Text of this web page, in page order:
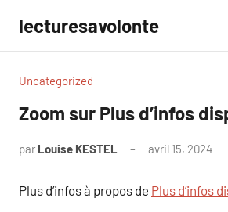
contenu
lecturesavolonte
Uncategorized
Zoom sur Plus d’infos
par Louise KESTEL avril 15, 2024
Plus d’infos à propos de Plus d’infos